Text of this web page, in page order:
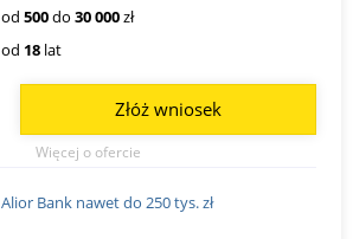
od 500do 30 000zł
od 18 lat
Więcej o ofercie
Złóż wniosek
Alior Bank nawet do 250 tys. zł